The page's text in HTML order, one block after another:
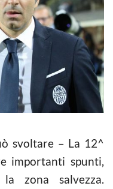
svoltare – La 12^
importanti spunti,
zona salvezza.